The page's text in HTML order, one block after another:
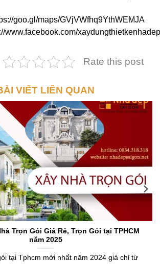
goo.gl/maps/GVjVWfhq9YthWEMJA
www.facebook.com/
Rate this post
VIẾT LIÊN QUAN
Trọn Gói Giá Rẻ, Trọn Gói tại TPHCM
năm 2025
tại Tphcm mới nhất năm 2024 giá chỉ từ